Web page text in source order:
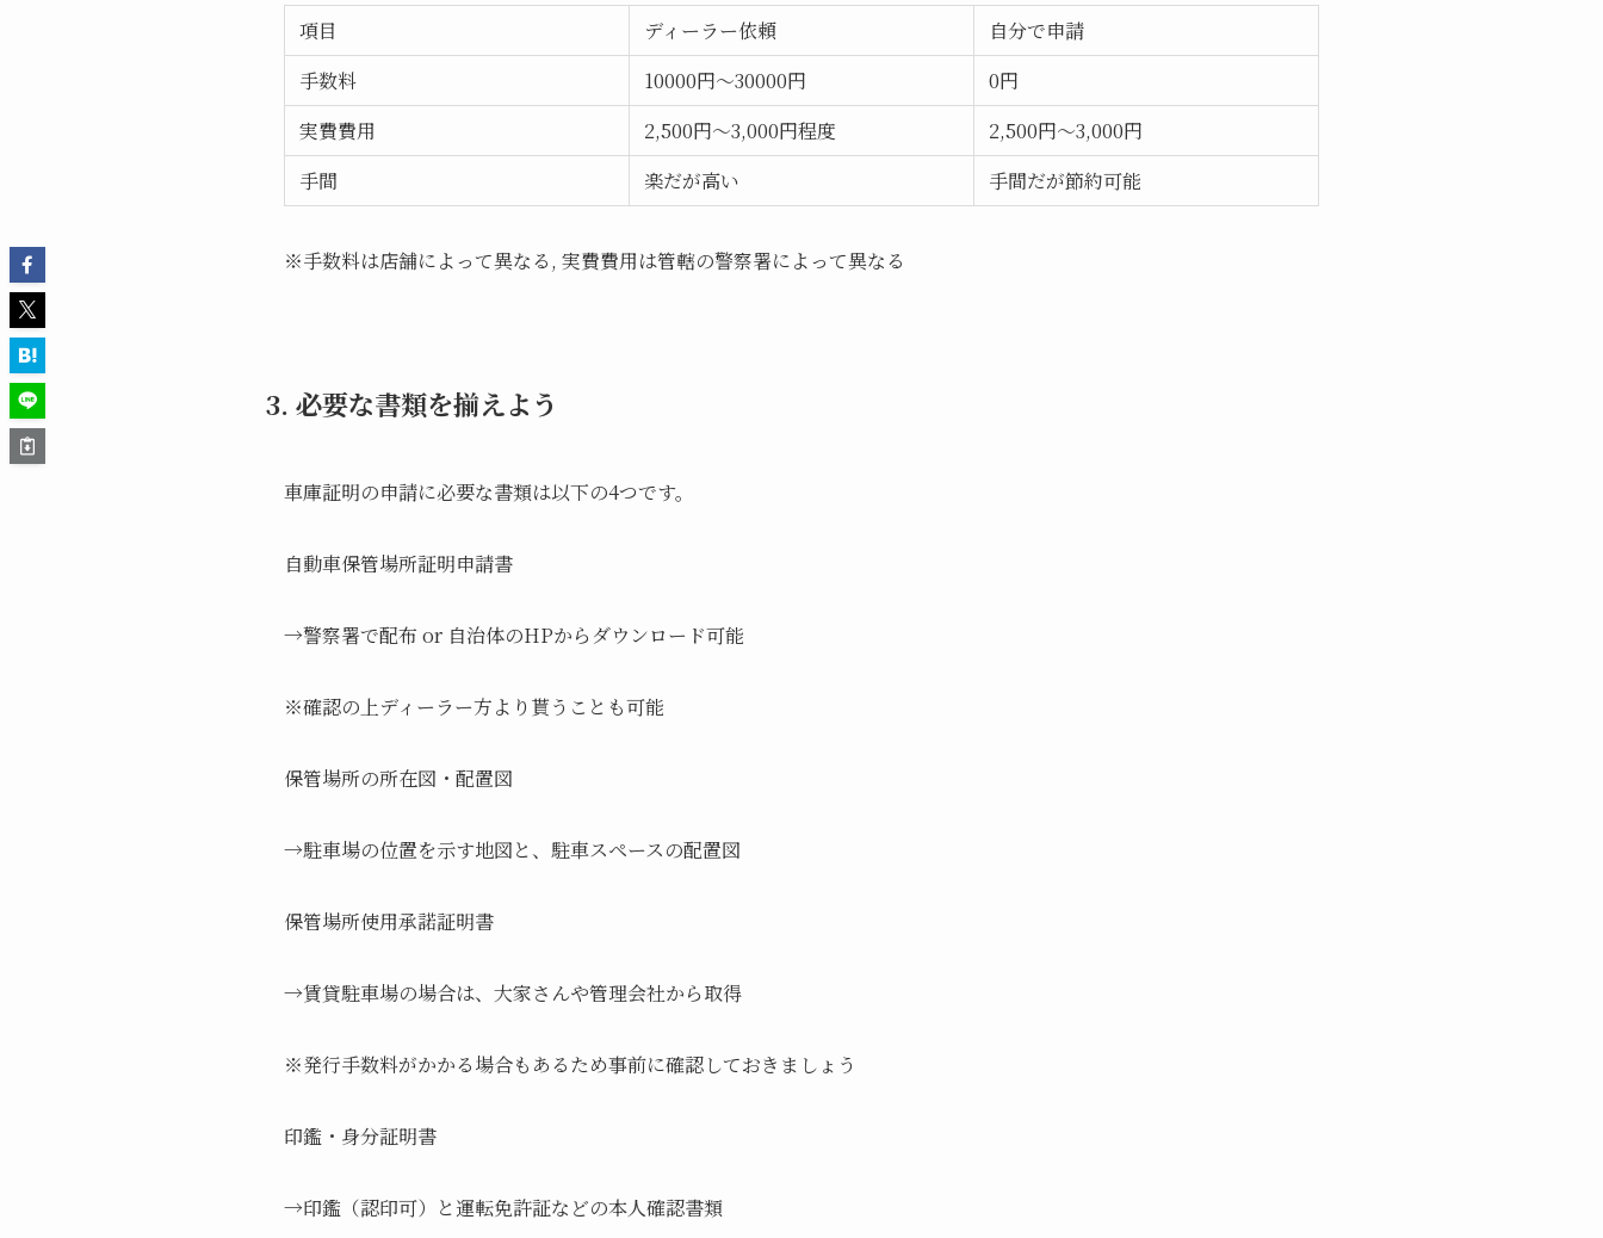
項目 ディーラー依頼
自分で申請
手数料
10000円～30000円
0円
実費費用
2,500円～3,000円程度
2,500円～3,000円
手間
楽だが高い 手間だが節約可能
※手数料は店舗によって異なる, 実費費用は管轄の警察署によって異なる
3. 必要な書類を揃えよう
車庫証明の申請に必要な書類は以下の4つです。
自動車保管場所証明申請書
→警察署で配布 or 自治体のHPからダウンロード可能
※確認の上ディーラー方より貰うことも可能
保管場所の所在図・配置図
→駐車場の位置を示す地図と、駐車スペースの配置図
保管場所使用承諾証明書
→賃貸駐車場の場合は、大家さんや管理会社から取得
※発行手数料がかかる場合もあるため事前に確認しておきましょう
印鑑・身分証明書
→印鑑（認印可）と運転免許証などの本人確認書類